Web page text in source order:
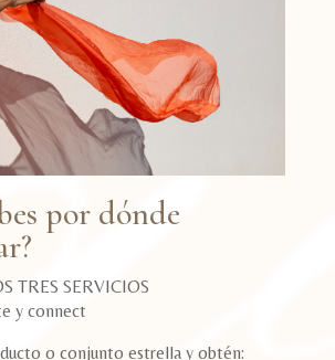
por dónde
TRES SERVICIOS
y connect
o conjunto estrella y obtén: